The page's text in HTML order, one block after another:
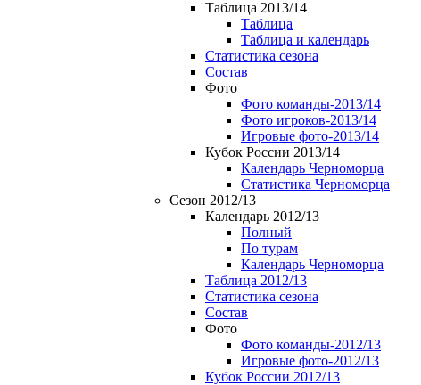
Таблица 2013/14
Таблица
Таблица и календарь
Статистика сезона
Состав
Фото
Фото команды-2013/14
Фото игроков-2013/14
Игровые фото-2013/14
Кубок России 2013/14
Календарь Черноморца
Статистика Черноморца
Сезон 2012/13
Календарь 2012/13
Полный
По турам
Календарь Черноморца
Таблица 2012/13
Статистика сезона
Состав
Фото
Фото команды-2012/13
Игровые фото-2012/13
Кубок России 2012/13